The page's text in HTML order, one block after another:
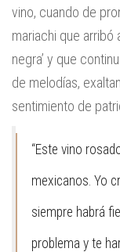
vino, cuando de
mariachi que arribó
negra’ y que
de melodías,
sentimiento de
“Este vino
mexicanos. Yo
siempre habrá
problema y te